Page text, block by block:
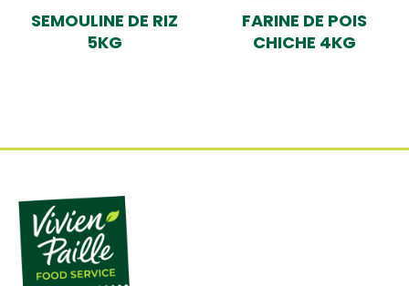
SEMOULINE DE RIZ
5KG
FARINE DE POIS
CHICHE 4KG